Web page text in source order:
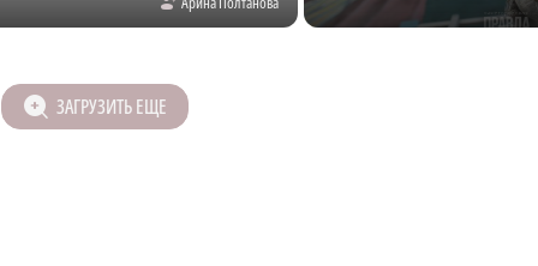
ЗАГРУЗИТЬ ЕЩЕ